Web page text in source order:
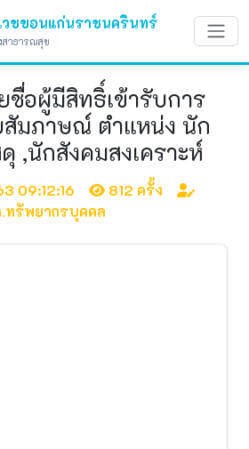
วชขอนแก่นราชนครินทร์
าธารณสุข
ชื่อผู้มีสิทธิ์เข้ารับการ
สัมภาษณ์ ตำแหน่ง นัก
,นักสังคมสงเคราะห์
09:12:16
812 ครั้ง
ทรัพยากรบุคคล